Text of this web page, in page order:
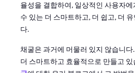
율성을 결합하여, 일상적인 사용자
수 있는 더 스마트하고, 더 쉽고, 더
다.
채굴은 과거에 머물러 있지 않습니다.
더 스마트하고 효율적으로 만들고 있